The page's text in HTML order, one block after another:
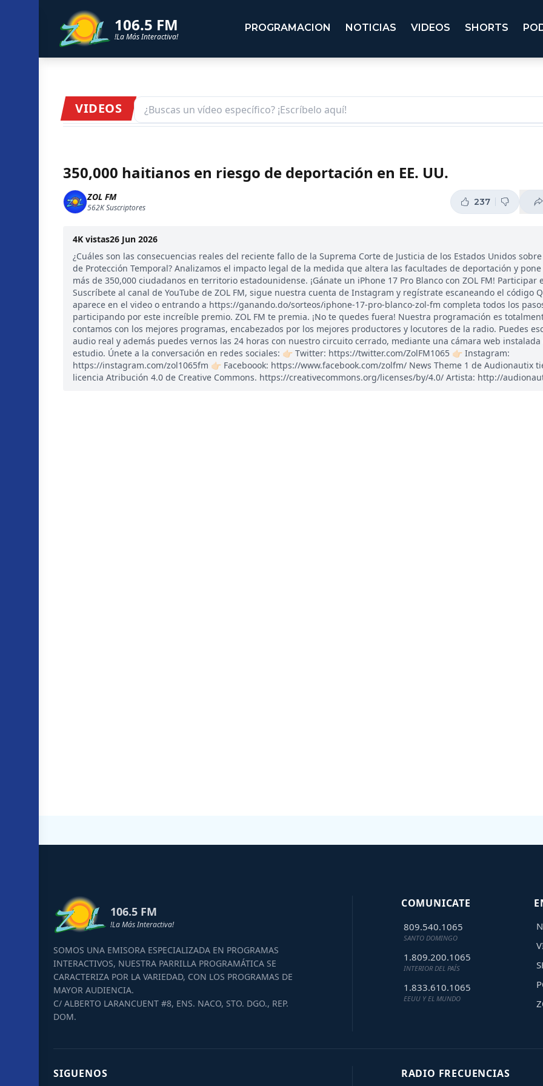
106.5 FM
!La Más Interactiva!
PROGRAMACION NOTICIAS VIDEOS SHORTS
VIDEOS
350,000 haitianos en riesgo de deportación en EE. UU.
ZOL FM
562KSuscriptores
237
4K vistas26 Jun 2026
¿Cuáles son las consecuencias reales del reciente fallo de la Suprema Corte de Justicia de los Estados Unidos
de Protección Temporal? Analizamos el impacto legal de la medida que altera las facultades de deportación y
más de 350,000 ciudadanos en territorio estadounidense. ¡Gánate un iPhone 17 Pro Blanco con ZOL FM! Participar
Suscríbete al canal de YouTube de ZOL FM, sigue nuestra cuenta de Instagram y regístrate escaneando el código
aparece en el video o entrando a https://ganando.do/sorteos/iphone-17-pro-blanco-zol-fm completa todos los
participando por este increíble premio. ZOL FM te premia. ¡No te quedes fuera! Nuestra programación es
contamos con los mejores programas, encabezados por los mejores productores y locutores de la radio. Puedes
audio real y además puedes vernos las 24 horas con nuestro circuito cerrado, mediante una cámara web
estudio. Únete a la conversación en redes sociales: 👉🏻 Twitter: https://twitter.com/ZolFM1065 👉🏻 Instagram:
https://instagram.com/zol1065fm 👉🏻 Faceboook: https://www.facebook.com/zolfm/ News Theme 1 de Audionautix
licencia Atribución 4.0 de Creative Commons. https://creativecommons.org/licenses/by/4.0/ Artista: http://
106.5 FM
!La Más Interactiva!
SOMOS UNA EMISORA ESPECIALIZADA EN PROGRAMAS
INTERACTIVOS, NUESTRA PARRILLA PROGRAMÁTICA SE
CARACTERIZA POR LA VARIEDAD, CON LOS PROGRAMAS DE
MAYOR AUDIENCIA.
C/ ALBERTO LARANCUENT #8, ENS. NACO, STO. DGO., REP.
DOM.
COMUNICATE
809.540.1065
SANTO DOMINGO
1.809.200.1065
INTERIOR DEL PAÍS
1.833.610.1065
EEUU Y EL MUNDO
SIGUENOS RADIO FRECUENCIAS